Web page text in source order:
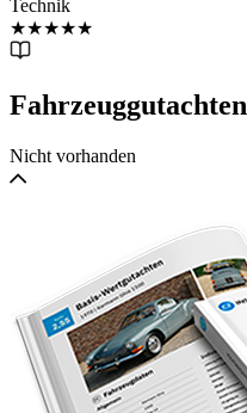
Technik
★★★★★
Fahrzeuggutachten
Nicht vorhanden